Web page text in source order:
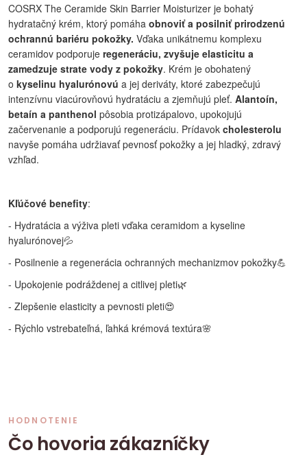
COSRX The Ceramide Skin Barrier Moisturizer je bohatý
hydratačný krém, ktorý pomáha obnoviť a posilniť prirodzenú
ochrannú bariéru pokožky. Vďaka unikátnemu komplexu
ceramidov podporuje regeneráciu, zvyšuje elasticitu a
zamedzuje strate vody z pokožky. Krém je obohatený
o kyselinu hyalurónovú a jej deriváty, ktoré zabezpečujú
intenzívnu viacúrovňovú hydratáciu a zjemňujú pleť. Alantoín,
betaín a panthenol pôsobia protizápalovo, upokojujú
začervenanie a podporujú regeneráciu. Prídavok cholesterolu
navyše pomáha udržiavať pevnosť pokožky a jej hladký, zdravý
vzhľad.
Kľúčové benefity:
- Hydratácia a výživa pleti vďaka ceramidom a kyseline
hyalurónovej💦
- Posilnenie a regenerácia ochranných mechanizmov pokožky💪
- Upokojenie podráždenej a citlivej pleti🌿
- Zlepšenie elasticity a pevnosti pleti😍
- Rýchlo vstrebateľná, ľahká krémová textúra🌸
HODNOTENIE
Čo hovoria zákazníčky